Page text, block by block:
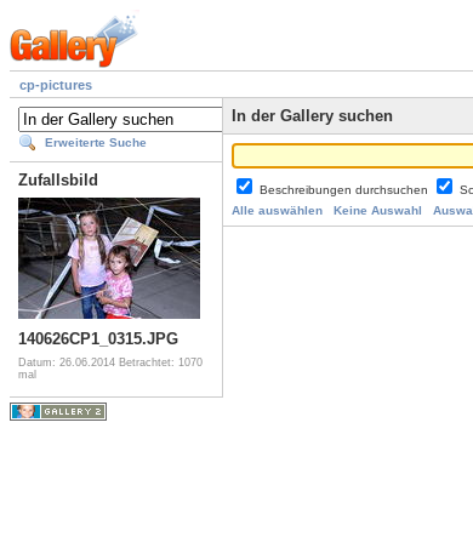
cp-pictures
Erweiterte Suche
Zufallsbild
140626CP1_0315.JPG
Datum: 26.06.2014 Betrachtet: 1070
mal
In der Gallery suchen
Beschreibungen durchsuchen
Alle auswählen
Keine Auswahl